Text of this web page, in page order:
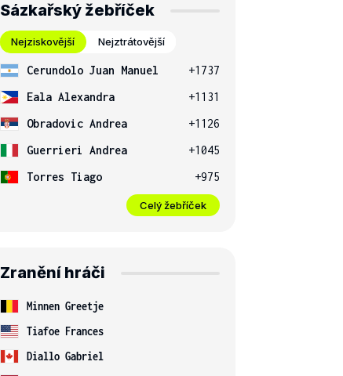
Sázkařský žebříček
Nejziskovější Nejztrátovější
Cerundolo Juan Manuel
+1737
Eala Alexandra
+1131
Obradovic Andrea
+1126
Guerrieri Andrea
+1045
Torres Tiago
+975
Celý žebříček
Zranění hráči
Minnen Greetje
Tiafoe Frances
Diallo Gabriel